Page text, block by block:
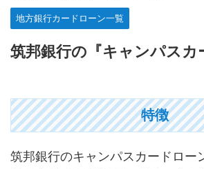
地方銀行カードローン一覧
筑邦銀行の『キャンパスカ
特徴
筑邦銀行のキャンパスカードロー